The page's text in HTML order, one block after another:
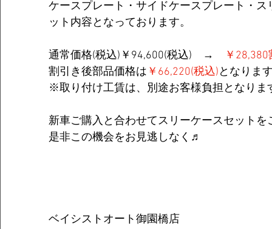
ケースプレート・サイドケースプレート・
ット内容となっております。
通常価格(税込)￥94,600(税込)　→
￥
割引き後部品価格は ￥66,220(税込)となりま
※取り付け工賃は、別途お客様負担となりま
新車ご購入と合わせてスリーケースセットを
是非この機会をお見逃しなく♬
ベイシストオート御園橋店